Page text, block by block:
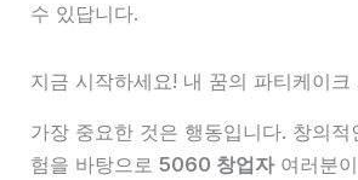
수 있답니다.
지금 시작하세요! 내 꿈의 파티케이크
가장 중요한 것은 행동입니다. 창의적
험을 바탕으로5060 창업자여러분